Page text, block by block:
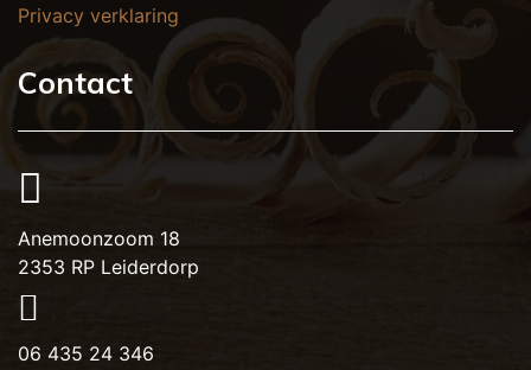
Privacy verklaring
Contact
Anemoonzoom 18
2353 RP Leiderdorp
06 435 24 346